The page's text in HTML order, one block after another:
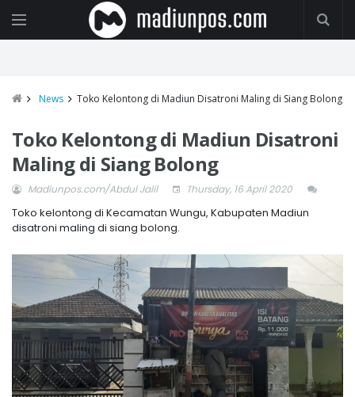
News Toko Kelontong di Madiun Disatroni Maling di Siang Bolong
Toko Kelontong di Madiun Disatroni
Maling di Siang Bolong
Madiunpos.com/Abdul Jalil Thursday, 16 April 2020
Toko kelontong di Kecamatan Wungu, Kabupaten Madiun
disatroni maling di siang bolong.